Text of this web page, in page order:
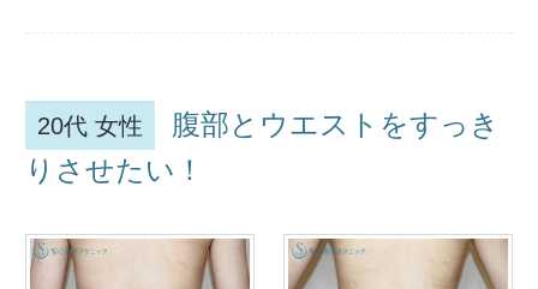
20代 女性
腹部とウエストをすっき
りさせたい！